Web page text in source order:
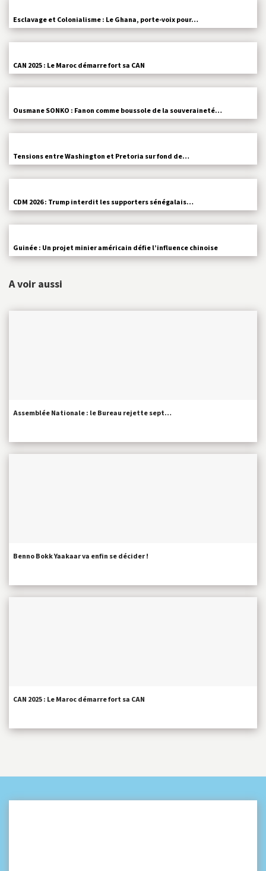
Esclavage et Colonialisme : Le Ghana, porte-voix pour…
CAN 2025 : Le Maroc démarre fort sa CAN
Ousmane SONKO : Fanon comme boussole de la souveraineté…
Tensions entre Washington et Pretoria sur fond de…
CDM 2026 : Trump interdit les supporters sénégalais…
Guinée : Un projet minier américain défie l’influence chinoise
A voir aussi
Assemblée Nationale : le Bureau rejette sept…
Benno Bokk Yaakaar va enfin se décider !
CAN 2025 : Le Maroc démarre fort sa CAN